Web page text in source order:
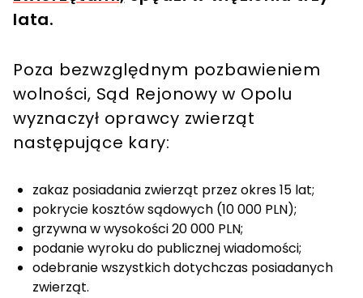
lata.
Poza bezwzględnym pozbawieniem
wolności, Sąd Rejonowy w Opolu
wyznaczył oprawcy zwierząt
następujące kary:
zakaz posiadania zwierząt przez okres 15 lat;
pokrycie kosztów sądowych (10 000 PLN);
grzywna w wysokości 20 000 PLN;
podanie wyroku do publicznej wiadomości;
odebranie wszystkich dotychczas posiadanych
zwierząt.